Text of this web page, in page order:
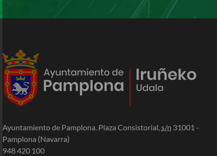
Ayuntamiento de Pamplona. Plaza Consistorial,s/n 31001 -
Pamplona (Navarra)
948 420 100